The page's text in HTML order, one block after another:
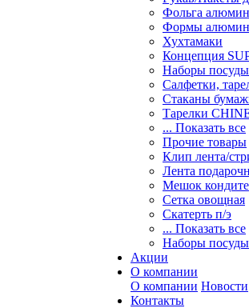
Фольга
Формы
Хухтамаки
Концепция
Наборы
Салфетки,
Стаканы
Тарелки
... Показать все
Прочие товары
Клип лента/
Лента
Мешок
Сетка овощная
Скатерть п/э
... Показать все
Наборы посуды
Акции
О компании
О компании Новости
Контакты